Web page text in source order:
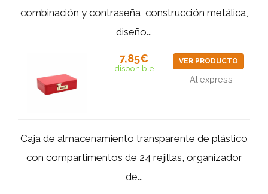
combinación y contraseña, construcción metálica,
diseño...
7,85€
disponible
VER PRODUCTO
Aliexpress
Caja de almacenamiento transparente de plástico
con compartimentos de 24 rejillas, organizador
de...